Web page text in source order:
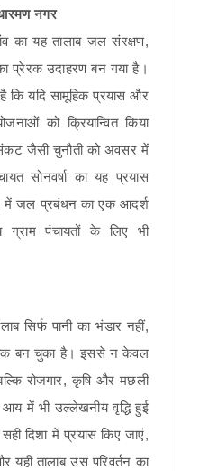
नगर
का यह तालाब जल संरक्षण,
प्रेरक उदाहरण बन गया है।
कि यदि सामूहिक प्रयास और
को क्रियान्वित किया
जैसी चुनौती को अवसर में
सोनवर्षा का यह प्रयास
में जल प्रबंधन का एक आदर्श
पंचायतों के लिए भी
सिर्फ पानी का भंडार नहीं,
बन चुका है। इससे न केवल
रोजगार, कृषि और मछली
आय में भी उल्लेखनीय वृद्धि हुई
दिशा में प्रयास किए जाएं,
तालाब उस परिवर्तन का